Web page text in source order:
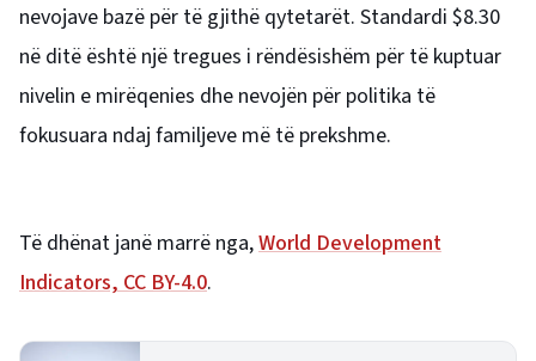
nevojave bazë për të gjithë qytetarët. Standardi $8.30
në ditë është një tregues i rëndësishëm për të kuptuar
nivelin e mirëqenies dhe nevojën për politika të
fokusuara ndaj familjeve më të prekshme.
Të dhënat janë marrë nga,World Development
Indicators, CC BY-4.0.